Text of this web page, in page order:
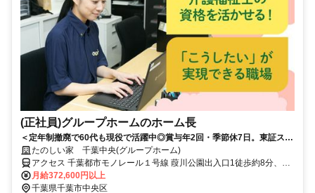
(正社員)グループホームのホーム長
＜定年制撤廃で60代も現役で活躍中◎賞与年2回・季節休7日。東証スタ
ンダード上場◎＞経験を評価！施設ごとに色を出せる、裁量あるグルー
プホーム
たのしい家 千葉中央(グループホーム)
アクセス 千葉都市モノレール１号線 葭川公園出入口1徒歩約8分、千
葉都市モノレール１号線 栄町（千葉県）出入口1徒歩約10分、ＪＲ総
武本線 東千葉南口徒歩約10分 各線「千葉」駅から徒歩約17分
月給372,600円以上
千葉県千葉市中央区